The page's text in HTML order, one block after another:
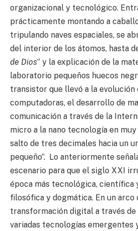
organizacional y tecnológico.
prácticamente montando a
tripulando naves espaciales, se
del interior de los átomos, hasta
de Dios” y la explicación de la
laboratorio pequeños huecos
transistor que llevó a la evolución
computadoras, el desarrollo de
comunicación a través de la
micro a la nano tecnología en
salto de tres decimales hacia un
pequeño”. Lo anteriormente
escenario para que el siglo XXI
época más tecnológica, científica
filosófica y dogmática. En un arco
transformación digital a través de
variadas tecnologías emergentes